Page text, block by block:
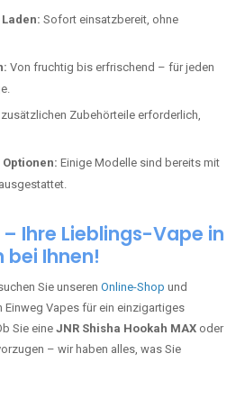
Sofort einsatzbereit, ohne
Von fruchtig bis erfrischend – für jeden
Zubehörteile erforderlich,
Einige Modelle sind bereits mit
Ihre Lieblings-Vape in
bei Ihnen!
Sie unseren Online-Shop und
Einweg Vapes für ein einzigartiges
Sie eineJNR Shisha Hookah MAX oder
– wir haben alles, was Sie